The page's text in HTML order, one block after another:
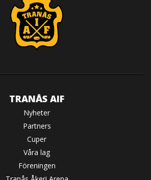
TRANÅS AIF
Nyheter
Partners
Cuper
Våra lag
Föreningen